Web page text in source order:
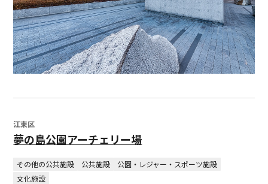
江東区
夢の島公園アーチェリー場
その他の公共施設 公共施設
公園・レジャー・スポーツ施設
文化施設